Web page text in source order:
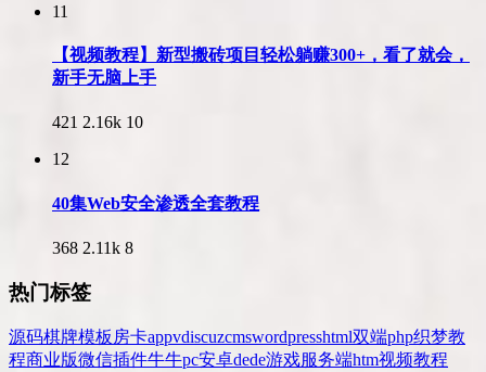
11
【视频教程】新型搬砖项目轻松躺赚300+，看了就会，
新手无脑上手
421 2.16k 10
12
40集Web安全渗透全套教程
368 2.11k 8
热门标签
源码棋牌模板 房卡appvdiscuzcmswordpresshtml双端php织梦教
程商业版微信插件牛牛pc安卓dede游戏服务端htm视频教程